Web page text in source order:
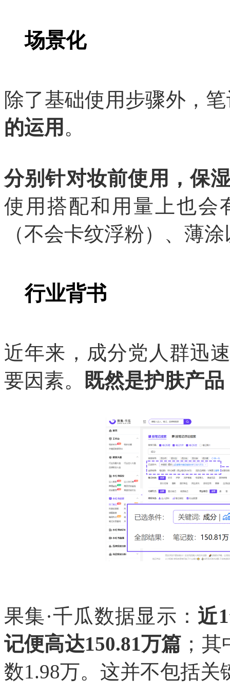
场景化
除了基础使用步骤外，
的运用 。
分别针对妆前使用，保
使用搭配和用量上也会
（不会卡纹浮粉）、薄
行业背书
近年来，成分党人群迅
要因素。 既然是护肤产
果集·千瓜数据显示： 近
记便高达150.81万篇 ；
数1.98万。这并不包括关